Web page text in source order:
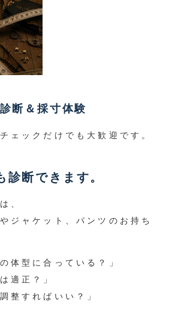
断＆採寸体験
ェックだけでも大歓迎です。
断できます。
、
ジャケット、パンツのお持ち
体型に合っている？」
適正？」
整すればいい？」